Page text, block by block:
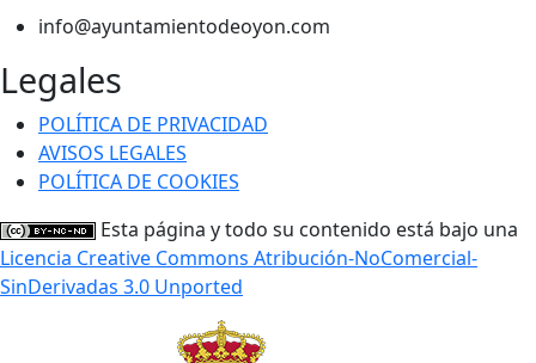
info@ayuntamientodeoyon.com
Legales
POLÍTICA DE PRIVACIDAD
AVISOS LEGALES
POLÍTICA DE COOKIES
Esta página y todo su contenido está bajo una
Licencia Creative Commons Atribución-NoComercial-
SinDerivadas 3.0 Unported